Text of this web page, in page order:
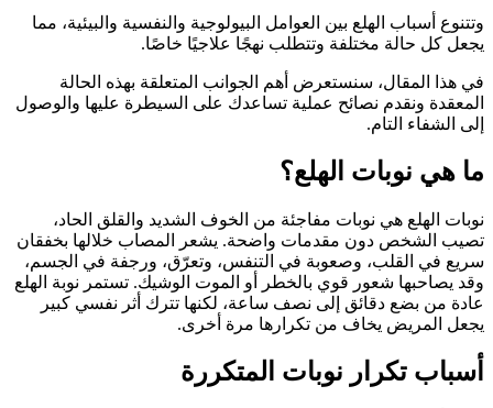
وتتنوع أسباب الهلع بين العوامل البيولوجية والنفسية والبيئية، مما
يجعل كل حالة مختلفة وتتطلب نهجًا علاجيًا خاصًا.
في هذا المقال، سنستعرض أهم الجوانب المتعلقة بهذه الحالة
المعقدة ونقدم نصائح عملية تساعدك على السيطرة عليها والوصول
إلى الشفاء التام.
ما هي نوبات الهلع؟
نوبات الهلع هي نوبات مفاجئة من الخوف الشديد والقلق الحاد،
تصيب الشخص دون مقدمات واضحة. يشعر المصاب خلالها بخفقان
سريع في القلب، وصعوبة في التنفس، وتعرّق، ورجفة في الجسم،
وقد يصاحبها شعور قوي بالخطر أو الموت الوشيك. تستمر نوبة الهلع
عادة من بضع دقائق إلى نصف ساعة، لكنها تترك أثر نفسي كبير
يجعل المريض يخاف من تكرارها مرة أخرى.
أسباب تكرار نوبات المتكررة